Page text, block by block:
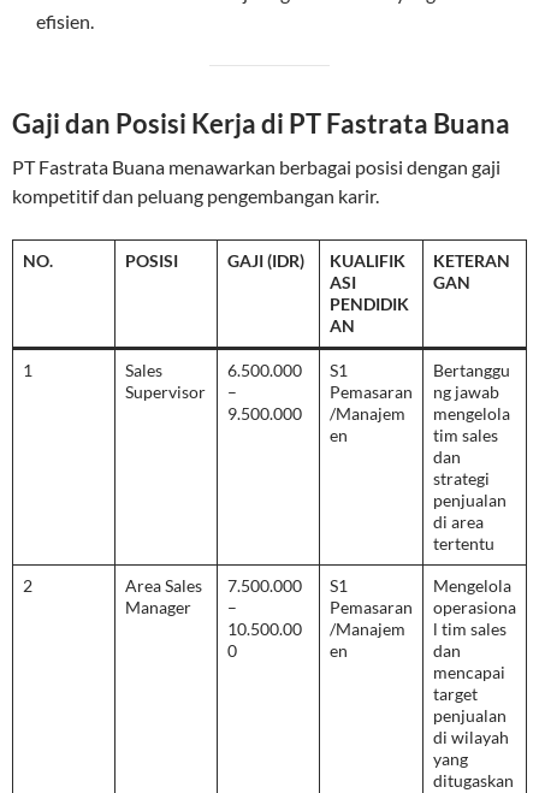
efisien.
Gaji dan Posisi Kerja di PT Fastrata Buana
PT Fastrata Buana menawarkan berbagai posisi dengan gaji
kompetitif dan peluang pengembangan karir.
NO. POSISI GAJI (IDR)
KUALIFIK
ASI
PENDIDIK
AN
KETERAN
GAN
1
Sales
Supervisor
6.500.000
–
9.500.000
S1
Pemasaran
/Manajem
en
Bertanggu
ng jawab
mengelola
tim sales
dan
strategi
penjualan
di area
tertentu
2
Area Sales
Manager
7.500.000
–
10.500.00
0
S1
Pemasaran
/Manajem
en
Mengelola
operasiona
l tim sales
dan
mencapai
target
penjualan
di wilayah
yang
ditugaskan